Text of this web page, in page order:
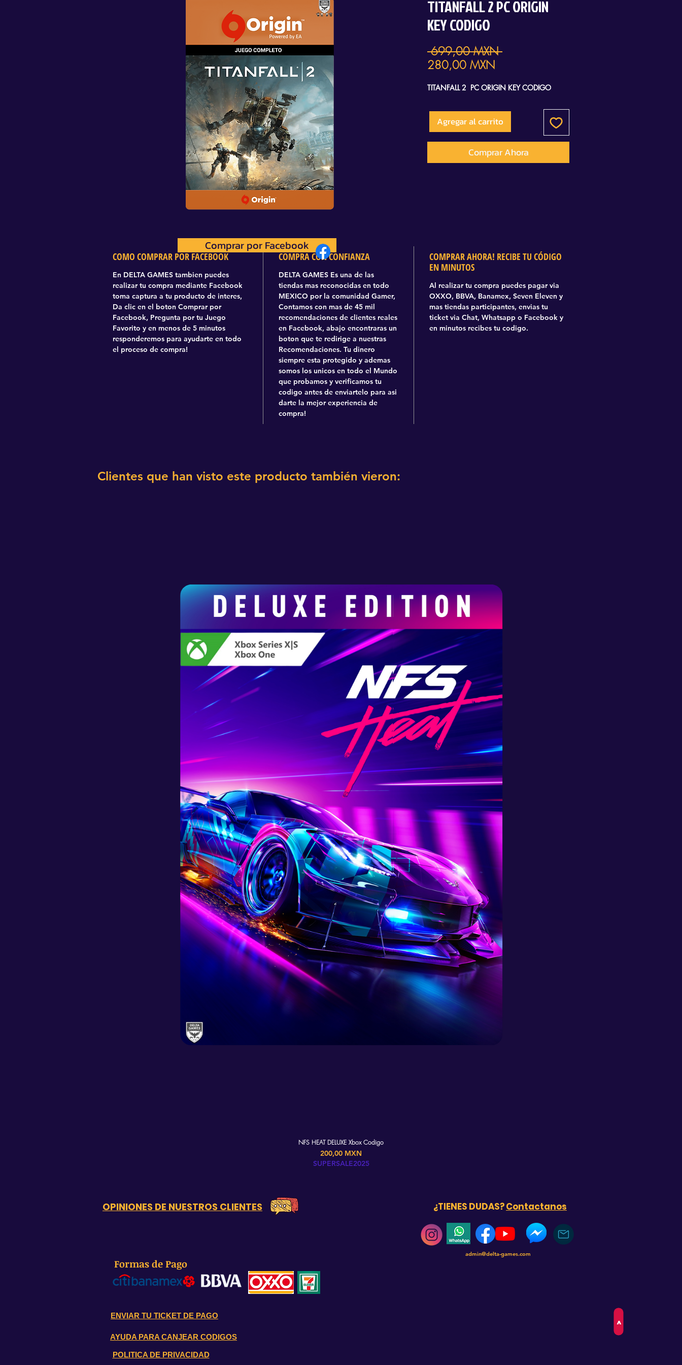
Comprar por Facebook
TITANFALL 2 PC ORIGIN
KEY CODIGO
699,00 MXN Precio
280,00 MXN
oferta
TITANFALL 2 PC ORIGIN KEY CODIGO
Agregar al carrito
Comprar Ahora
COMO COMPRAR POR FACEBOOK
En DELTA GAMES tambien puedes
realizar tu compra mediante Facebook
toma captura a tu producto de interes,
Da clic en el boton Comprar por
Facebook, Pregunta por tu Juego
Favorito y en menos de 5 minutos
responderemos para ayudarte en todo
el proceso de compra!
COMPRA CON CONFIANZA
DELTA GAMES Es una de las
tiendas mas reconocidas en todo
MEXICO por la comunidad Gamer,
Contamos con mas de 45 mil
recomendaciones de clientes reales
en Facebook, abajo encontraras un
boton que te redirige a nuestras
Recomendaciones. Tu dinero
siempre esta protegido y ademas
somos los unicos en todo el Mundo
que probamos y verificamos tu
codigo antes de enviartelo para asi
darte la mejor experiencia de
compra!
COMPRAR AHORA! RECIBE TU CÓDIGO
EN MINUTOS
Al realizar tu compra puedes pagar via
OXXO, BBVA, Banamex, Seven Eleven y
mas tiendas participantes, envias tu
ticket via Chat, Whatsapp o Facebook y
en minutos recibes tu codigo.
Comprar por Facebook
Clientes que han visto este producto también vieron:
NFS HEAT DELUXE Xbox Codigo
Precio
200,00 MXN
SUPERSALE2025
>
OPINIONES DE NUESTROS CLIENTES ¿TIENES DUDAS?Contactanos
admin@delta-games.com
Formas de Pago
ENVIAR TU TICKET DE PAGO
AYUDA PARA CANJEAR CODIGOS
POLITICA DE PRIVACIDAD